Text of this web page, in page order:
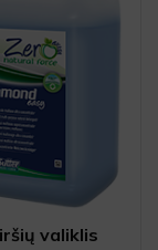
valiklis